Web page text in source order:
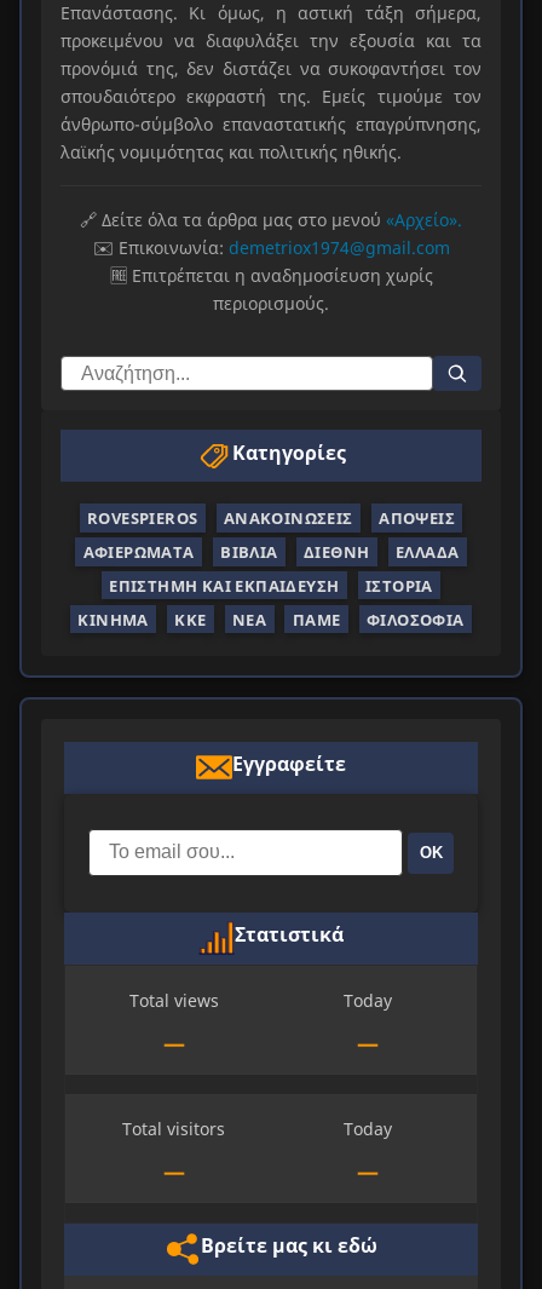
Επανάστασης. Κι όμως, η αστική τάξη σήμερα,
προκειμένου να διαφυλάξει την εξουσία και τα
προνόμιά της, δεν διστάζει να συκοφαντήσει τον
σπουδαιότερο εκφραστή της. Εμείς τιμούμε τον
άνθρωπο-σύμβολο επαναστατικής επαγρύπνησης,
λαϊκής νομιμότητας και πολιτικής ηθικής.
🔗 Δείτε όλα τα άρθρα μας στο μενού «Αρχείο».
✉️ Επικοινωνία: demetriox1974@gmail.com
🆓 Επιτρέπεται η αναδημοσίευση χωρίς
περιορισμούς.
Κατηγορίες
ROVESPIEROS ΑΝΑΚΟΙΝΏΣΕΙΣ
ΑΠΌΨΕΙΣ
ΑΦΙΕΡΏΜΑΤΑ
ΒΙΒΛΊΑ ΔΙΕΘΝΉ
ΕΛΛΆΔΑ
ΕΠΙΣΤΉΜΗ ΚΑΙ ΕΚΠΑΊΔΕΥΣΗ
ΙΣΤΟΡΊΑ
ΚΊΝΗΜΑ
ΚΚΕ ΝΈΑ ΠΑΜΕ ΦΙΛΟΣΟΦΊΑ
Εγγραφείτε
ΟΚ
Στατιστικά
Total views
—
Today
—
Total visitors
—
Today
—
Βρείτε μας κι εδώ